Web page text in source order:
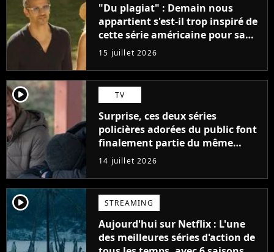
"Du plagiat" : Demain nous
appartient s'est-il trop inspiré de
cette série américaine pour sa
saga de l'été ?
15 juillet 2026
player2 TV
Surprise, ces deux séries
policières adorées du public font
finalement partie du même
univers !
14 juillet 2026
player2 STREAMING
Aujourd'hui sur Netflix : L'une
des meilleures séries d'action de